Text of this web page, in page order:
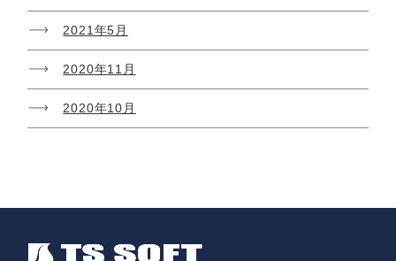
2021年5月
2020年11月
2020年10月